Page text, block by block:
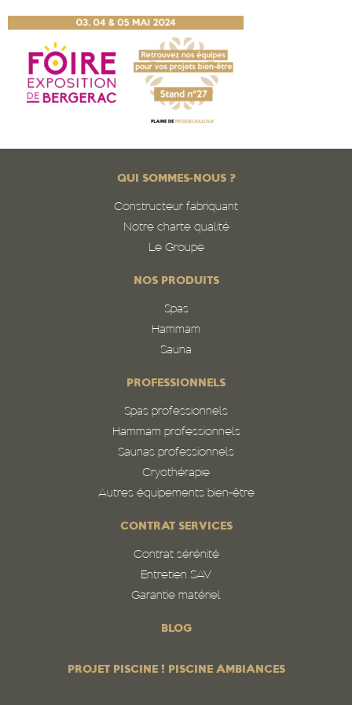
QUI SOMMES-NOUS ?
Constructeur fabriquant
Notre charte qualité
Le Groupe
NOS PRODUITS
Spas
Hammam
Sauna
PROFESSIONNELS
Spas professionnels
Hammam professionnels
Saunas professionnels
Cryothérapie
Autres équipements bien-être
CONTRAT SERVICES
Contrat sérénité
Entretien SAV
Garantie matériel
BLOG
PROJET PISCINE ! PISCINE AMBIANCES